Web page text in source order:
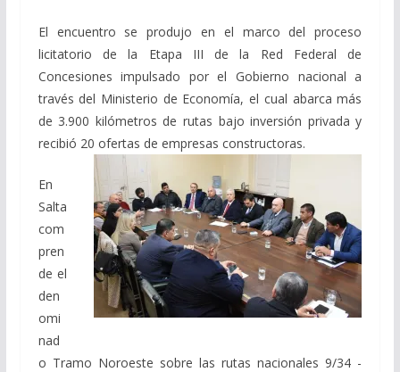
El encuentro se produjo en el marco del proceso
licitatorio de la Etapa III de la Red Federal de
Concesiones impulsado por el Gobierno nacional a
través del Ministerio de Economía, el cual abarca más
de 3.900 kilómetros de rutas bajo inversión privada y
recibió 20 ofertas de empresas constructoras.
En
Salta
com
pren
de el
den
omi
nad
o Tramo Noroeste sobre las rutas nacionales 9/34 -